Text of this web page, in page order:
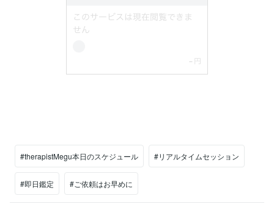
#therapistMegu本日のスケジュール #リアルタイムセッション
#即日鑑定 #ご依頼はお早めに